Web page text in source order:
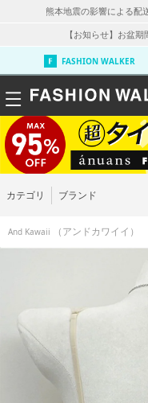
熊本地震の影響による配
【お知らせ】お盆
FASHION WALKER
カテゴリ ブランド
And Kawaii （アンドカワイイ）